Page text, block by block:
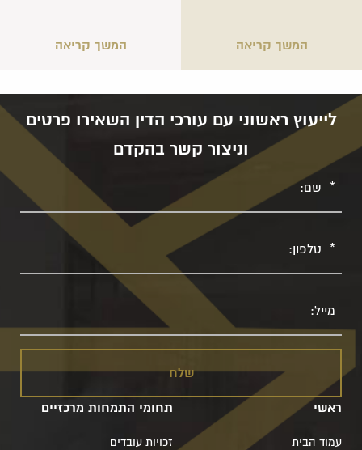
המשך קריאה המשך קריאה
לייעוץ ראשוני עם עורכי הדין השאירו פרטים
וניצור קשר בהקדם
ראשי
עמוד הבית
תחומי התמחות מרכזיים
זכויות עובדים